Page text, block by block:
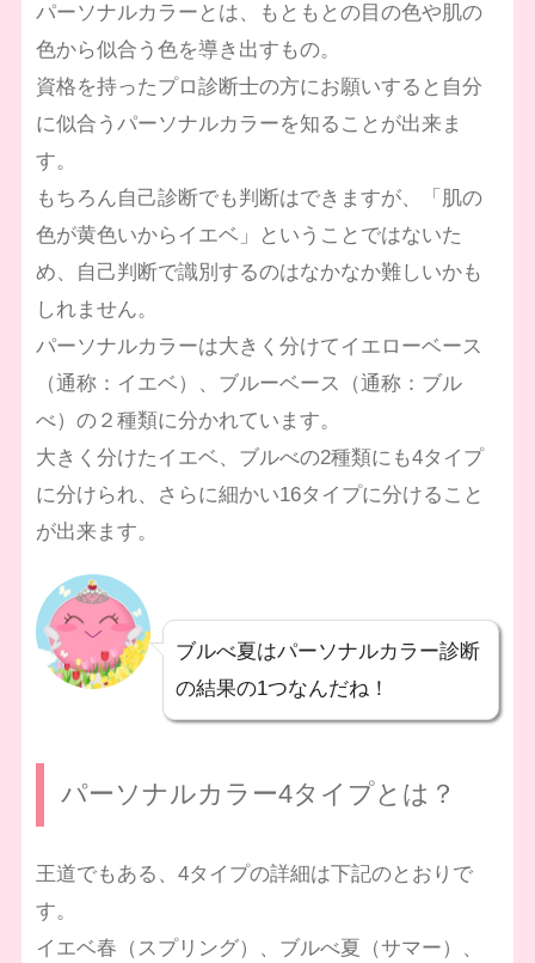
パーソナルカラーとは、もともとの目の色や肌の
色から似合う色を導き出すもの。
資格を持ったプロ診断士の方にお願いすると自分
に似合うパーソナルカラーを知ることが出来ま
す。
もちろん自己診断でも判断はできますが、「肌の
色が黄色いからイエベ」ということではないた
め、自己判断で識別するのはなかなか難しいかも
しれません。
パーソナルカラーは大きく分けてイエローベース
（通称：イエベ）、ブルーベース（通称：ブル
べ）の２種類に分かれています。
大きく分けたイエベ、ブルべの2種類にも4タイプ
に分けられ、さらに細かい16タイプに分けること
が出来ます。
ブルべ夏はパーソナルカラー診断
の結果の1つなんだね！
パーソナルカラー4タイプとは？
王道でもある、4タイプの詳細は下記のとおりで
す。
イエベ春（スプリング）、ブルべ夏（サマー）、